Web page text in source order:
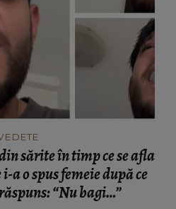
sărite în timp ce se afla
o spus femeie după ce
“Nu bagi…”